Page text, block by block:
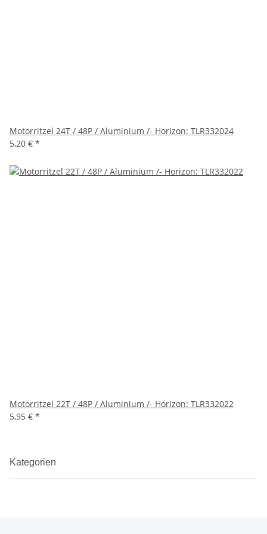
Motorritzel 24T / 48P / Aluminium /- Horizon: TLR332024
5,20 € *
Motorritzel 22T / 48P / Aluminium /- Horizon: TLR332022
5,95 € *
Kategorien